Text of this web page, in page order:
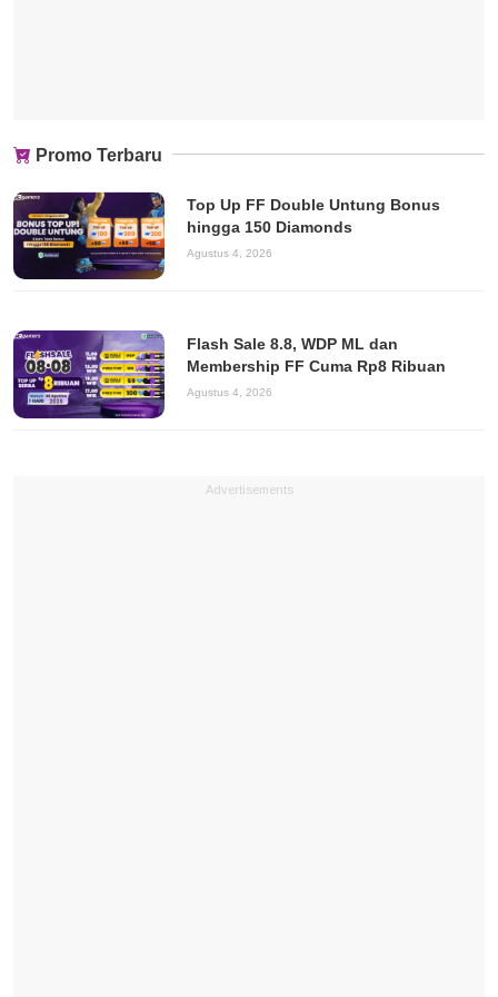
Promo Terbaru
Top Up FF Double Untung Bonus
hingga 150 Diamonds
Agustus 4, 2026
Flash Sale 8.8, WDP ML dan
Membership FF Cuma Rp8 Ribuan
Agustus 4, 2026
Advertisements